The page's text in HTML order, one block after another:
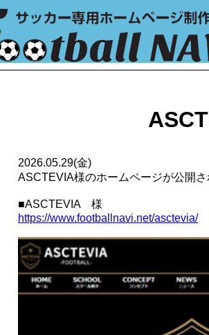
2026.05.29(金)
ASCTEVIA様のホームページが公開さ
■ASCTEVIA 様
https://www.footballnavi.net/asctevia/